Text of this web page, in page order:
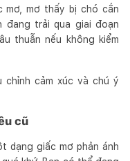
mơ, mơ thấy bị chó cắn
đang trải qua giai đoạn
thuẫn nếu không kiểm
chỉnh cảm xúc và chú ý
cũ
dạng giấc mơ phản ánh